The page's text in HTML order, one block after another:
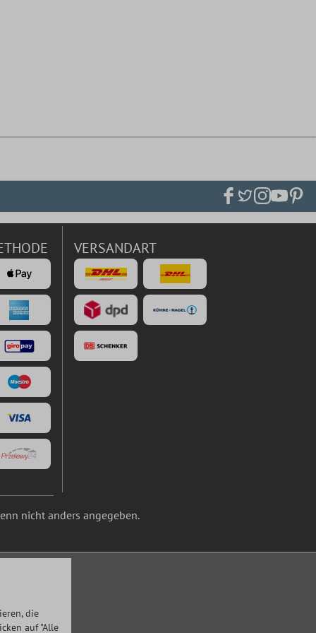
VERSANDART
nicht anders angegeben.
die
auf "Alle